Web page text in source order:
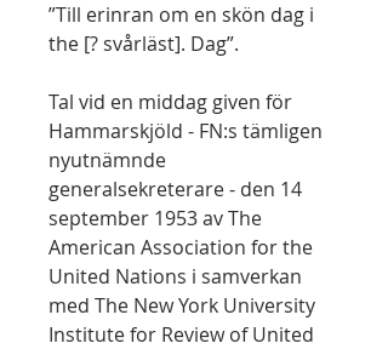
”Till erinran om en skön dag i
the [? svårläst]. Dag”.
Tal vid en middag given för
Hammarskjöld - FN:s tämligen
nyutnämnde
generalsekreterare - den 14
september 1953 av The
American Association for the
United Nations i samverkan
med The New York University
Institute for Review of United